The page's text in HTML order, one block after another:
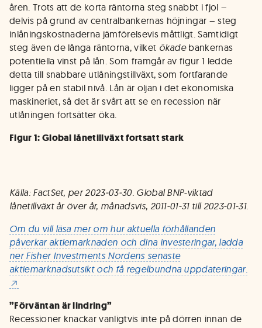
åren. Trots att de korta räntorna steg snabbt i fjol –
delvis på grund av centralbankernas höjningar – steg
inlåningskostnaderna jämförelsevis måttligt. Samtidigt
steg även de långa räntorna, vilket ökadebankernas
potentiella vinst på lån. Som framgår av figur 1 ledde
detta till snabbare utlåningstillväxt, som fortfarande
ligger på en stabil nivå. Lån är oljan i det ekonomiska
maskineriet, så det är svårt att se en recession när
utlåningen fortsätter öka.
Figur 1: Global lånetillväxt fortsatt stark
Källa: FactSet, per 2023‑03‑30. Global BNP-viktad
lånetillväxt år över år, månadsvis, 2011‑01‑31 till 2023‑01‑31.
Om du vill läsa mer om hur aktuella förhållanden
påverkar aktiemarknaden och dina investeringar, ladda
ner Fisher Investments Nordens senaste
aktiemarknadsutsikt och få regelbundna uppdateringar.
”Förväntan är lindring”
Recessioner knackar vanligtvis inte på dörren innan de